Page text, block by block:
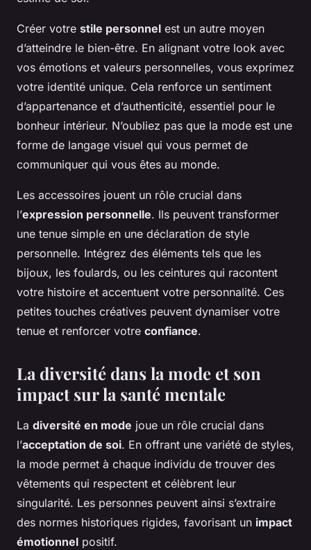
Créer votre stile personnel est un autre moyen
d’atteindre le bien-être. En alignant votre look avec
vos émotions et valeurs personnelles, vous exprimez
votre identité unique. Cela renforce un sentiment
d’appartenance et d’authenticité, essentiel pour le
bonheur intérieur. N’oubliez pas que la mode est une
forme de langage visuel qui vous permet de
communiquer qui vous êtes au monde.
Les accessoires jouent un rôle crucial dans
l’expression personnelle. Ils peuvent transformer
une tenue simple en une déclaration de style
personnelle. Intégrez des éléments tels que les
bijoux, les foulards, ou les ceintures qui racontent
votre histoire et accentuent votre personnalité. Ces
petites touches créatives peuvent dynamiser votre
tenue et renforcer votre confiance.
La diversité dans la mode et son
impact sur la santé mentale
La diversité en mode joue un rôle crucial dans
l’acceptation de soi. En offrant une variété de styles,
la mode permet à chaque individu de trouver des
vêtements qui respectent et célèbrent leur
singularité. Les personnes peuvent ainsi s’extraire
des normes historiques rigides, favorisant un impact
émotionnel positif.